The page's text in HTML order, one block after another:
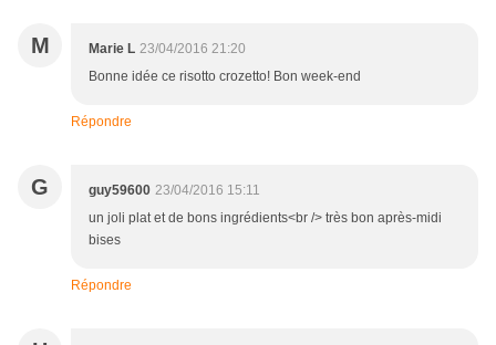
M Marie L 23/04/2016 21:20
Bonne idée ce risotto crozetto! Bon week-end
Répondre
G guy59600 23/04/2016 15:11
un joli plat et de bons ingrédients<br /> très bon après-midi
bises
Répondre